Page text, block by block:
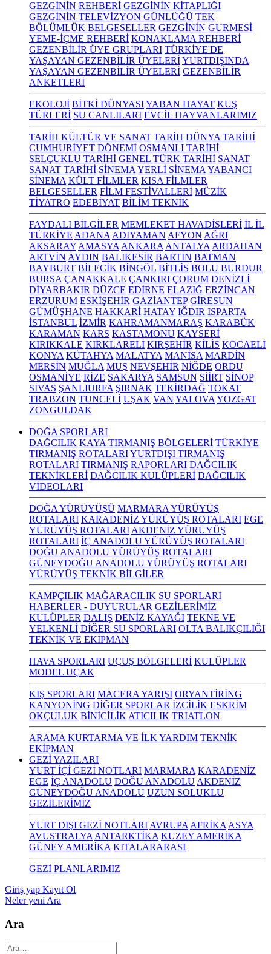
GEZGİNİN REHBERİ GEZGİNİN KİTAPLIĞI
GEZGİNİN TELEVİZYON GÜNLÜĞÜ TEK
BÖLÜMLÜK BELGESELLER GEZGİNİN GURMESİ
YEME-İÇME REHBERİ KONAKLAMA REHBERİ
GEZENBİLİR ÜYE GRUPLARI TÜRKİYE'DE
YAŞAYAN GEZENBİLİR ÜYELERİYURTDIŞINDA
YAŞAYAN GEZENBİLİR ÜYELERİ GEZENBİLİR
ANKETLERİ
EKOLOJİ BİTKİ DÜNYASIYABAN HAYAT KUŞ
TÜRLERİ SU CANLILARI EVCİL HAYVANLARIMIZ
TARİH KÜLTÜR VE SANAT TARİH DÜNYA TARİHİ
CUMHURİYET DÖNEMİ OSMANLI TARİHİ
SELÇUKLU TARİHİ GENEL TÜRK TARİHİ SANAT
SANAT TARİHİ SİNEMA YERLİ SİNEMA YABANCI
SİNEMA KÜLT FİLMLER KISA FİLMLER
BELGESELLER FİLM FESTİVALLERİ MÜZİK
TİYATRO EDEBİYAT BİLİM TEKNİK
FAYDALI BİLGİLER MEMLEKET HAVADİSLERİ İL İL
TÜRKİYE ADANA ADIYAMAN AFYON AĞRI
AKSARAY AMASYA ANKARA ANTALYA ARDAHAN
ARTVİN AYDIN BALIKESİR BARTIN BATMAN
BAYBURT BİLECİK BİNGÖL BİTLİS BOLU BURDUR
BURSA ÇANAKKALE ÇANKIRI ÇORUM DENİZLİ
DİYARBAKIR DÜZCE EDİRNE ELAZIĞ ERZİNCAN
ERZURUM ESKİŞEHİR GAZİANTEP GİRESUN
GÜMÜŞHANE HAKKARİ HATAY IĞDIR ISPARTA
İSTANBUL İZMİR KAHRAMANMARAŞ KARABÜK
KARAMAN KARS KASTAMONU KAYSERİ
KIRIKKALE KIRKLARELİ KIRŞEHİR KİLİS KOCAELİ
KONYA KÜTAHYA MALATYA MANİSA MARDİN
MERSİN MUĞLA MUŞ NEVŞEHİR NİĞDE ORDU
OSMANİYE RİZE SAKARYA SAMSUN SİİRT SİNOP
SİVAS ŞANLIURFA ŞIRNAK TEKİRDAĞ TOKAT
TRABZON TUNCELİ UŞAK VAN YALOVA YOZGAT
ZONGULDAK
DOĞA SPORLARI
DAĞCILIK KAYA TIRMANIŞ BÖLGELERİ TÜRKİYE
TIRMANIŞ ROTALARIYURTDIŞI TIRMANIŞ
ROTALARI TIRMANIŞ RAPORLARI DAĞCILIK
TEKNİKLERİ DAĞCILIK KULÜPLERİ DAĞCILIK
VİDEOLARI
DOĞA YÜRÜYÜŞÜ MARMARA YÜRÜYÜŞ
ROTALARI KARADENİZ YÜRÜYÜŞ ROTALARI EGE
YÜRÜYÜŞ ROTALARI AKDENİZ YÜRÜYÜŞ
ROTALARI İÇ ANADOLU YÜRÜYÜŞ ROTALARI
DOĞU ANADOLU YÜRÜYÜŞ ROTALARI
GÜNEYDOĞU ANADOLU YÜRÜYÜŞ ROTALARI
YÜRÜYÜŞ TEKNİK BİLGİLER
KAMPÇILIK MAĞARACILIK SU SPORLARI
HABERLER - DUYURULAR GEZİLERİMİZ
KULÜPLER DALIŞ DENİZ KAYAĞI TEKNE VE
YELKENLİ DİĞER SU SPORLARI OLTA BALIKÇILIĞI
TEKNİK VE EKİPMAN
HAVA SPORLARI UÇUŞ BÖLGELERİ KULÜPLER
MODEL UÇAK
KIŞ SPORLARI MACERA YARIŞI ORYANTİRİNG
KANYONİNG DİĞER SPORLAR İZCİLİK ESKRİM
OKÇULUK BİNİCİLİK ATICILIK TRIATLON
ARAMA KURTARMA VE İLK YARDIM TEKNİK
EKİPMAN
GEZİ YAZILARI
YURT İÇİ GEZİ NOTLARI MARMARA KARADENİZ
EGE İÇ ANADOLU DOĞU ANADOLU AKDENİZ
GÜNEYDOĞU ANADOLU UZUN SOLUKLU
GEZİLERİMİZ
YURT DIŞI GEZİ NOTLARI AVRUPA AFRİKA ASYA
AVUSTRALYA ANTARKTİKA KUZEY AMERİKA
GÜNEY AMERİKA KITALARARASI
GEZİ PLANLARIMIZ
Giriş yap Kayıt Ol
Neler yeni Ara
Ara